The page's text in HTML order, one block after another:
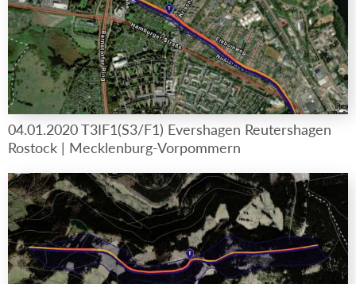
04.01.2020 T3IF1(S3/F1) Evershagen Reutershagen
Rostock | Mecklenburg-Vorpommern